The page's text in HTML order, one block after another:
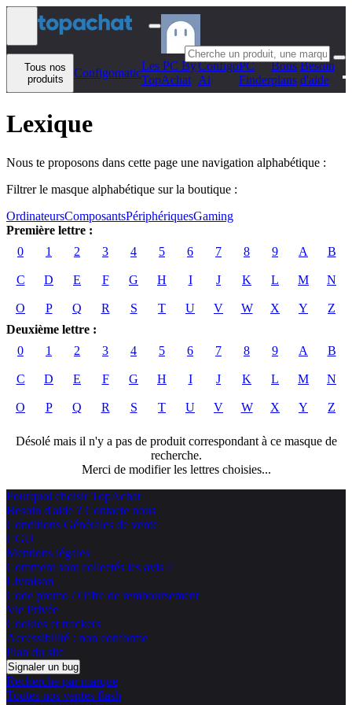
Aller au contenu
Tous nos
produits
Configomatic
Les PC By
TopAchat
Configo
Ai
PC
Finder
Bons
plans
Besoin
d'aide
Lexique
Nous te proposons dans cette page une navigation alphabétique :
Filtrer le masque alphabétique sur la boutique :
OrdinateursComposantsPériphériquesGaming
Première lettre :
0
1 2 3 4 5 6 7 8 9 A B
C D E F G H I J K L M N
O P Q R S T U V W X Y
Z
Deuxième lettre :
0
1 2 3 4 5 6 7 8 9 A B
C D E F G H I J K L M N
O P Q R S T U V W X Y Z
Désolé mais il n'y a pas de produit correspondant à ce masque de
recherche.
Merci de modifier les lettres choisies...
Pourquoi choisir TopAchat
Besoin d'aide ? Contacte nous
Conditions Générales de vente
CGU
Mentions légales
Comment sont collectés les avis ?
Livraison
Code promo / Offre de remboursement
Vie Privée
Cookies et trackers
Accessibilité : non conforme
Plan du site
Signaler un bug
Recherche par marque
Toutes nos ventes flash